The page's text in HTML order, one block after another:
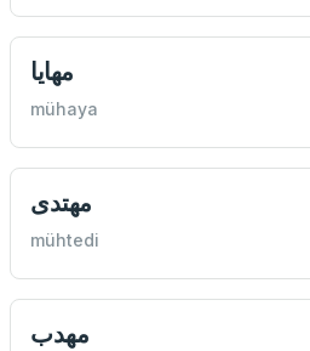
مهايا
mühaya
مهتدی
mühtedi
مهدب